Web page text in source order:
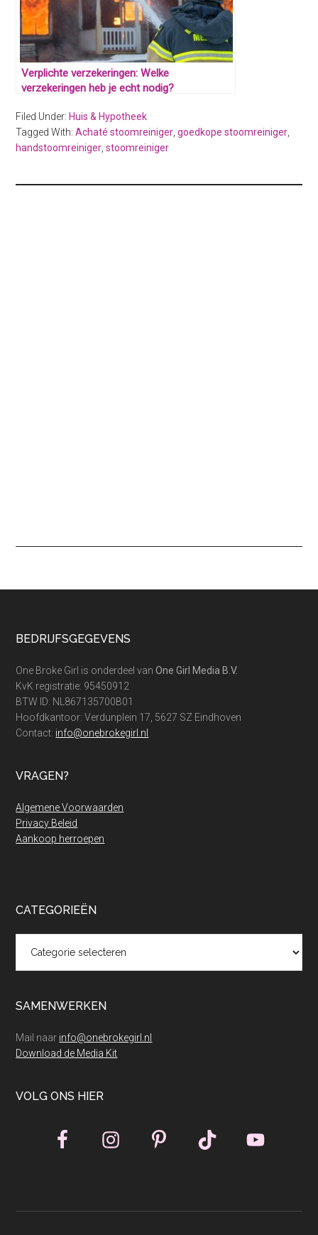
Verplichte verzekeringen: Welke
verzekeringen heb je echt nodig?
Filed Under:Huis & Hypotheek
Tagged With:Achaté stoomreiniger ,goedkope stoomreiniger
handstoomreiniger ,stoomreiniger
Footer
BEDRIJFSGEGEVENS
One Broke Girl is onderdeel vanOne Girl Media B.V.
KvK registratie: 95450912
BTW ID: NL867135700B01
Hoofdkantoor: Verdunplein 17, 5627 SZ Eindhoven
Contact: info@onebrokegirl.nl
VRAGEN?
Algemene Voorwaarden
Privacy Beleid
Aankoop herroepen
CATEGORIEËN
SAMENWERKEN
Mail naar info@onebrokegirl.nl
Download de Media Kit
VOLG ONS HIER